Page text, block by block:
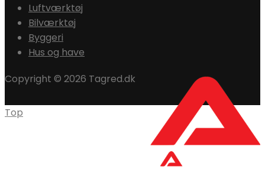
Luftværktøj
Bilværktøj
Byggeri
Hus og have
Copyright © 2026 Tagred.dk
Top